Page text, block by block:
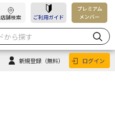
店舗検索 ご利用ガイド
プレミアム
メンバー
新規登録 （無料） ログイン